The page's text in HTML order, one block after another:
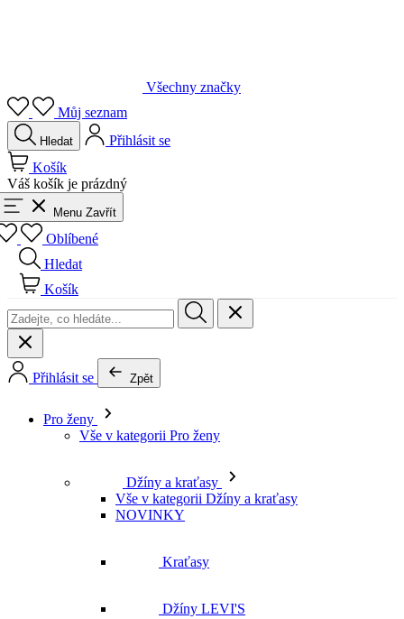
Všechny značky
Můj seznam
Hledat
Přihlásit se
Košík
Váš košík je prázdný
Menu Zavřít
Oblíbené
Hledat
Košík
Přihlásit se Zpět
Pro ženy
Vše v kategorii Pro ženy
Džíny a kraťasy
Vše v kategorii Džíny a kraťasy
NOVINKY
Kraťasy
Džíny LEVI'S